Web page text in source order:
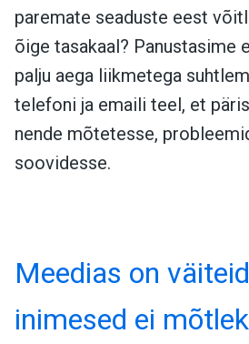
paremate seaduste eest
õige tasakaal? Panustasime
palju aega liikmetega
telefoni ja emaili teel, et
nende mõtetesse,
soovidesse.
Meedias on
inimesed ei